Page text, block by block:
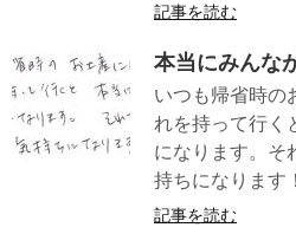
記事を読む
本当にみんな
いつも帰省時の
れを持って行く
になります。そ
持ちにな
記事を読む